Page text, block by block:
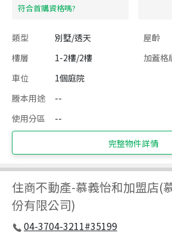
​符合首購資格嗎?
類型 別墅/透天 屋齡
樓層
1-2樓/2樓 加蓋格
車位
1個庭院
謄本用途
--
使用分區
--
完整物件詳情
住商不動產-慕義怡和加盟店(
份有限公司)
04-3704-3211#35199